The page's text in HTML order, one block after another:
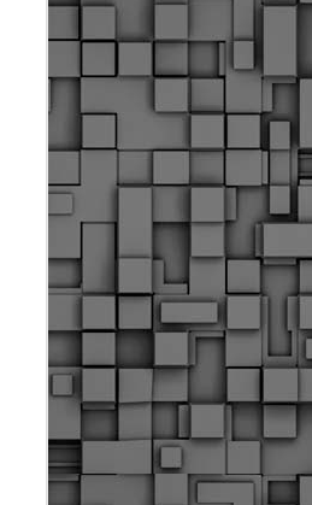
για